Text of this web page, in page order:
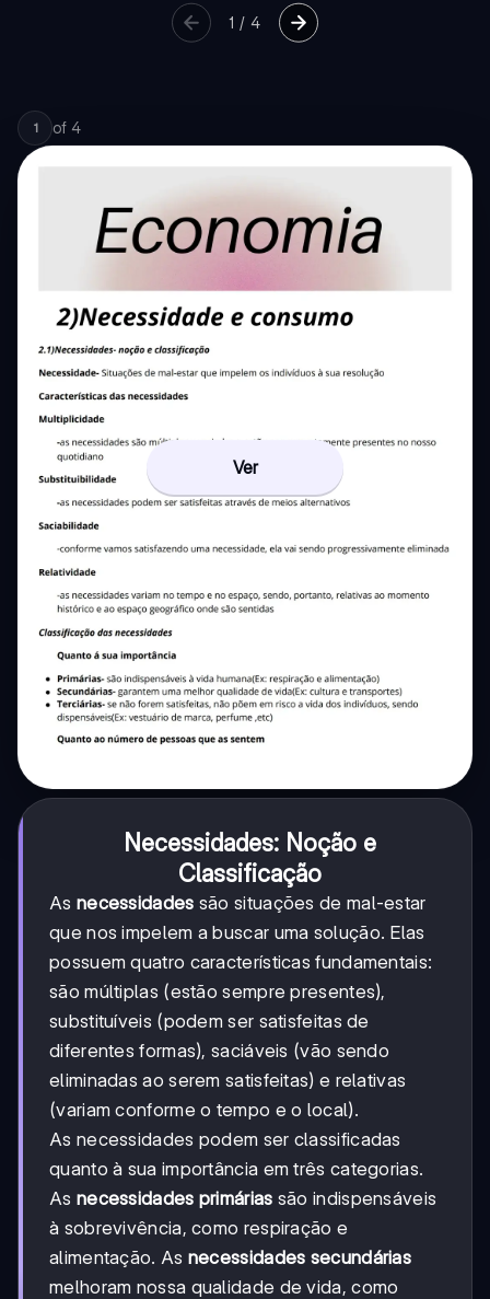
1 /4
1 of 4
Ver
Necessidades: Noção e
Classificação
As necessidades são situações de mal-estar
que nos impelem a buscar uma solução. Elas
possuem quatro características fundamentais:
são múltiplas (estão sempre presentes),
substituíveis (podem ser satisfeitas de
diferentes formas), saciáveis (vão sendo
eliminadas ao serem satisfeitas) e relativas
(variam conforme o tempo e o local).
As necessidades podem ser classificadas
quanto à sua importância em três categorias.
As necessidades primárias são indispensáveis
à sobrevivência, como respiração e
alimentação. As necessidades secundárias
melhoram nossa qualidade de vida, como